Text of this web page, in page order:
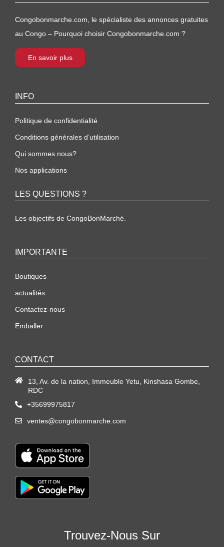
Congobonmarche.com, le spécialiste des annonces gratuites
au Congo – Pourquoi choisir Congobonmarche.com ?
En savoir plus
INFO
Politique de confidentialité
Conditions générales d’utilisation
Qui sommes nous?
Nos applications
LES QUESTIONS ?
Les objectifs de CongoBonMarché.
IMPORTANTE
Boutiques
actualités
Contactez-nous
Emballer
CONTACT
13, Av. de la nation, Immeuble Yetu, Kinshasa Gombe,
RDC
+35699975817
ventes@congobonmarche.com
Trouvez-Nous Sur